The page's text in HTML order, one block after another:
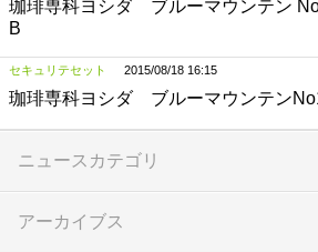
珈琲専科ヨシダ ブルーマウンテン
B
セキュリテセット 2015/08/18 16:15
珈琲専科ヨシダ ブルーマウンテン
ニュースカテゴリ
アーカイブス